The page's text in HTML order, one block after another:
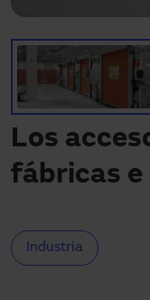
¿Necesitas asistencia?
Descargas
Los
fábricas
Industria